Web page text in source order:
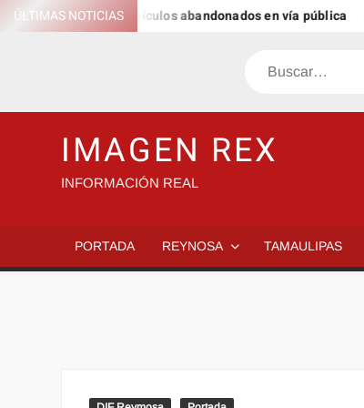
Saltar
ÚLTIMAS NOTICIASde vehículos abandonados en vía pública
Buscar
IMAGEN REX
INFORMACIÓN REAL
PORTADA REYNOSA TAMAULIPAS